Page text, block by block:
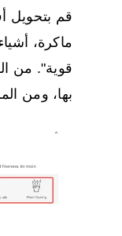
قم بتحويل
ماكرة،
قوية". من
بها، ومن